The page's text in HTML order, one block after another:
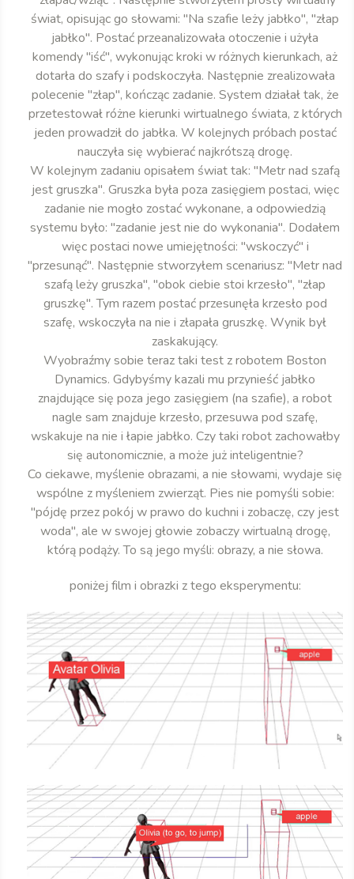
świat, opisując go słowami: "Na szafie leży jabłko", "złap
jabłko". Postać przeanalizowała otoczenie i użyła
komendy "iść", wykonując kroki w różnych kierunkach, aż
dotarła do szafy i podskoczyła. Następnie zrealizowała
polecenie "złap", kończąc zadanie. System działał tak, że
przetestował różne kierunki wirtualnego świata, z których
jeden prowadził do jabłka. W kolejnych próbach postać
nauczyła się wybierać najkrótszą drogę.
W kolejnym zadaniu opisałem świat tak: "Metr nad szafą
jest gruszka". Gruszka była poza zasięgiem postaci, więc
zadanie nie mogło zostać wykonane, a odpowiedzią
systemu było: "zadanie jest nie do wykonania". Dodałem
więc postaci nowe umiejętności: "wskoczyć" i
"przesunąć". Następnie stworzyłem scenariusz: "Metr nad
szafą leży gruszka", "obok ciebie stoi krzesło", "złap
gruszkę". Tym razem postać przesunęła krzesło pod
szafę, wskoczyła na nie i złapała gruszkę. Wynik był
zaskakujący.
Wyobraźmy sobie teraz taki test z robotem Boston
Dynamics. Gdybyśmy kazali mu przynieść jabłko
znajdujące się poza jego zasięgiem (na szafie), a robot
nagle sam znajduje krzesło, przesuwa pod szafę,
wskakuje na nie i łapie jabłko. Czy taki robot zachowałby
się autonomicznie, a może już inteligentnie?
Co ciekawe, myślenie obrazami, a nie słowami, wydaje się
wspólne z myśleniem zwierząt. Pies nie pomyśli sobie:
"pójdę przez pokój w prawo do kuchni i zobaczę, czy jest
woda", ale w swojej głowie zobaczy wirtualną drogę,
którą podąży. To są jego myśli: obrazy, a nie słowa.
poniżej film i obrazki z tego eksperymentu: